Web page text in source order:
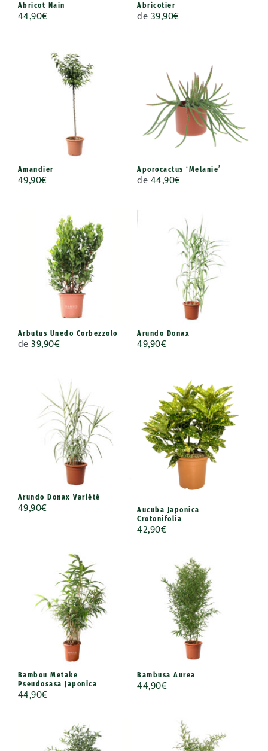
Abricot Nain
44,90€
Abricotier
de39,90€
Amandier
49,90€
Aporocactus ‘Melanie’
de44,90€
Arbutus Unedo Corbezzolo
de39,90€
Arundo Donax
49,90€
Arundo Donax Variété
49,90€
Aucuba Japonica
Crotonifolia
42,90€
Bambou Metake
Pseudosasa Japonica
44,90€
Bambusa Aurea
44,90€